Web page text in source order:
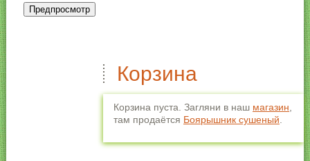
Корзина
Корзина пуста. Загляни в наш магазин,
там продаётся Боярышник сушеный.